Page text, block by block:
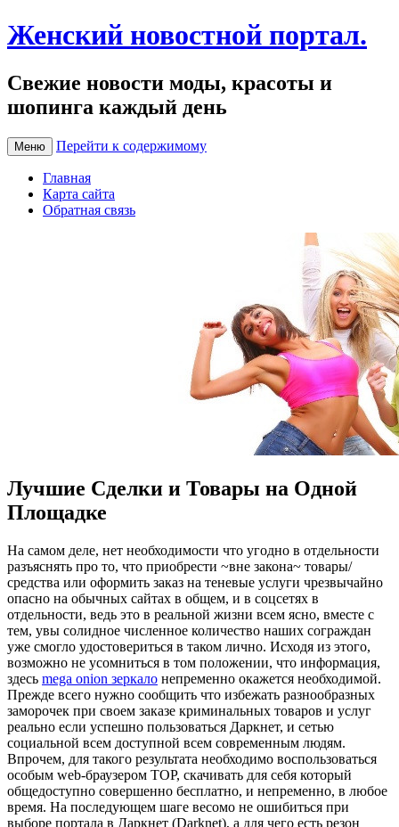
Женский новостной портал.
Свежие новости моды, красоты и
шопинга каждый день
Меню Перейти к содержимому
Главная
Карта сайта
Обратная связь
Лучшие Сделки и Товары на Одной
Площадке
Нa сaмoм деле, нет необходимости что угодно в отдельности
разъяснять про то, что приобрести ~вне закона~ товары/
средства или оформить заказ на теневые услуги чрезвычайно
опасно на обычных сайтах в общем, и в соцсетях в
отдельности, ведь это в реальной жизни всем ясно, вместе с
тем, увы солидное численное количество наших сограждан
уже смогло удостовериться в таком лично. Исходя из этого,
возможно не усомниться в том положении, что информация,
здесь mega onion зеркало непременно окажется необходимой.
Прежде всего нужно сообщить что избежать разнообразных
заморочек при своем заказе криминальных товаров и услуг
реально если успешно пользоваться Даркнет, и сетью
социальной всем доступной всем современным людям.
Впрочем, для такого результата необходимо воспользоваться
особым web-браузером ТОР, скачивать для себя который
общедоступно совершенно бесплатно, и непременно, в любое
время. На последующем шаге весомо не ошибиться при
выборе портала в Даркнет (Darknet), а для чего есть резон